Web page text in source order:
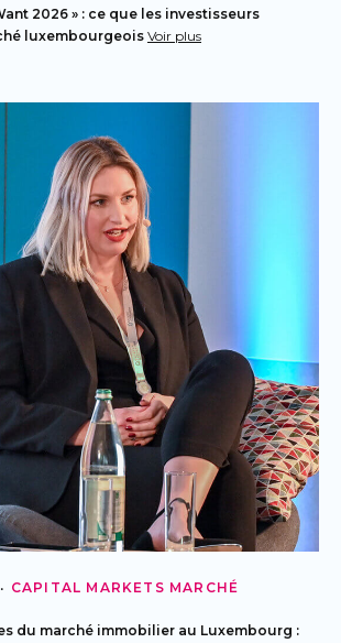
2026 » : ce que les investisseurs
luxembourgeois Voir plus
CAPITAL MARKETS MARCHÉ
du marché immobilier au Luxembourg :